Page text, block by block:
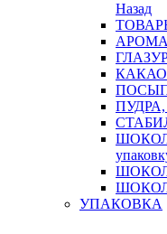
Назад
КАКАО
УПАКОВКА